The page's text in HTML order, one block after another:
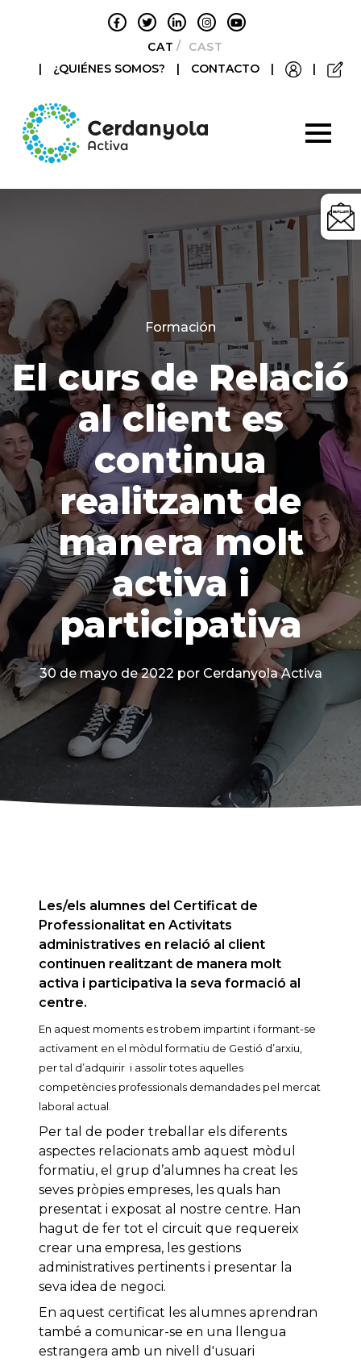
CATALÀCASTELLANO
|
¿QUIÉNES SOMOS? | CONTACTO | |
Categories
Formación
El curs de Relació
al client es
continua
realitzant de
manera molt
activa i
participativa
30 de mayo de 2022 por Cerdanyola Activa
Les/els alumnes del Certificat de
Professionalitat en Activitats
administratives en relació al client
continuen realitzant de manera molt
activa i participativa la seva formació al
centre.
En aquest moments es trobem impartint i formant-se
activament en el mòdul formatiu de Gestió d’arxiu,
per tal d’adquirir i assolir totes aquelles
competències professionals demandades pel mercat
laboral actual.
Per tal de poder treballar els diferents
aspectes relacionats amb aquest mòdul
formatiu, el grup d’alumnes ha creat les
seves pròpies empreses, les quals han
presentat i exposat al nostre centre. Han
hagut de fer tot el circuit que requereix
crear una empresa, les gestions
administratives pertinents i presentar la
seva idea de negoci.
En aquest certificat les alumnes aprendran
també a comunicar-se en una llengua
estrangera amb un nivell d'usuari